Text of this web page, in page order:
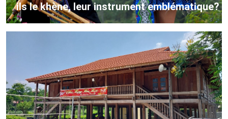
ils le khène, leur instrument emblématique?